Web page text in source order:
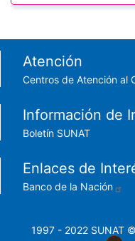
Footer menu
Atención
Centros de Atención al
Información de
Boletín SUNAT
Enlaces de
Banco de la Nación
1997 - 2022 SUNAT